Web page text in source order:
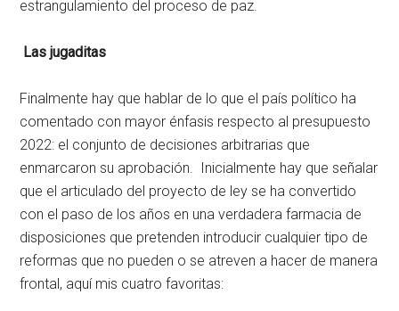
estrangulamiento del proceso de paz.
Las jugaditas
Finalmente hay que hablar de lo que el país político ha
comentado con mayor énfasis respecto al presupuesto
2022: el conjunto de decisiones arbitrarias que
enmarcaron su aprobación. Inicialmente hay que señalar
que el articulado del proyecto de ley se ha convertido
con el paso de los años en una verdadera farmacia de
disposiciones que pretenden introducir cualquier tipo de
reformas que no pueden o se atreven a hacer de manera
frontal, aquí mis cuatro favoritas: